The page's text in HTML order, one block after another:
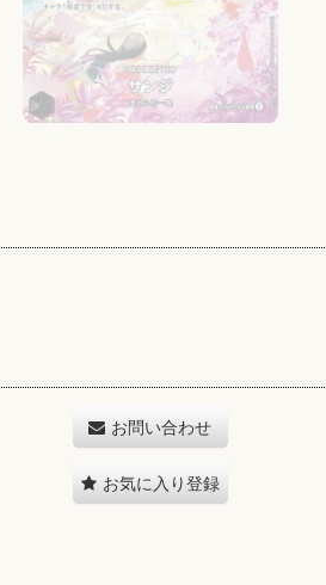
お問い合わせ
お気に入り登録